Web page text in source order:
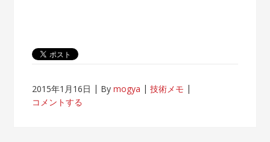
2015年1月16日 Bymogya
技術メモ
コメントする